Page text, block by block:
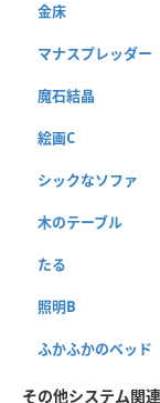
金床
マナスプレッダー
魔石結晶
絵画C
シックなソファ
木のテーブル
たる
照明B
ふかふかのベッド
その他システム関連